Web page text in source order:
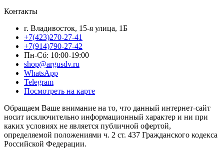
Контакты
г. Владивосток, 15-я улица, 1Б
+7(423)270-27-41
+7(914)790-27-42
Пн-Сб: 10:00-19:00
shop@argusdv.ru
WhatsApp
Telegram
Посмотреть на карте
Обращаем Ваше внимание на то, что данный интернет-сайт
носит исключительно информационный характер и ни при
каких условиях не является публичной офертой,
определяемой положениями ч. 2 ст. 437 Гражданского кодекса
Российской Федерации.